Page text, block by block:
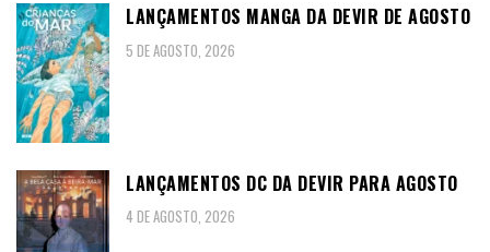
LANÇAMENTOS MANGA DA DEVIR DE AGOSTO
5 DE AGOSTO, 2026
LANÇAMENTOS DC DA DEVIR PARA AGOSTO
4 DE AGOSTO, 2026